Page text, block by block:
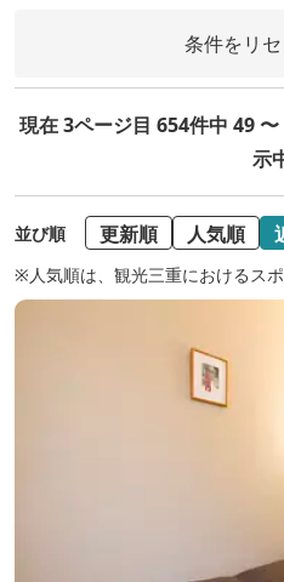
条件をリ
現在 3ページ目 654件中 49
示
並び順 更新順 人気順
※人気順は、観光三重におけるス